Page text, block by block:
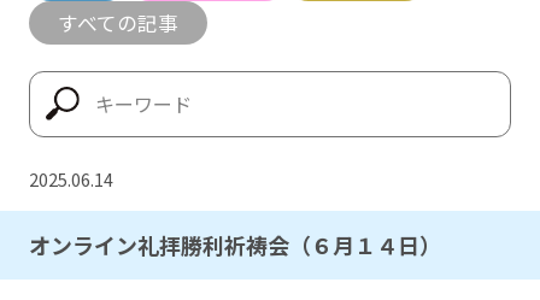
すべての記事
2025.06.14
オンライン礼拝勝利祈祷会（６月１４日）